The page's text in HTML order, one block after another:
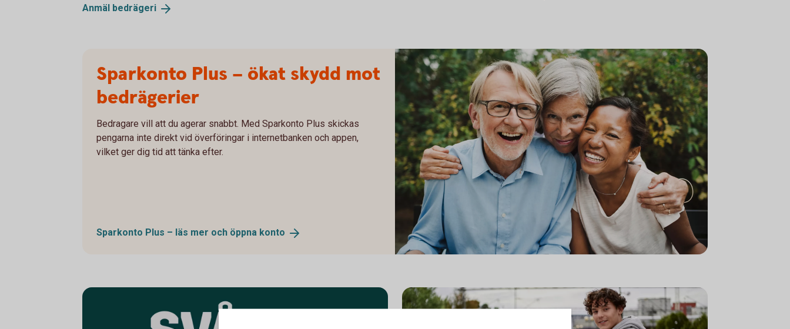
Anmäl bedrägeri
Sparkonto Plus – ökat skydd mot
bedrägerier
Bedragare vill att du agerar snabbt. Med Sparkonto Plus skickas
pengarna inte direkt vid överföringar i internetbanken och appen,
vilket ger dig tid att tänka efter.
Sparkonto Plus – läs mer och öppna konto